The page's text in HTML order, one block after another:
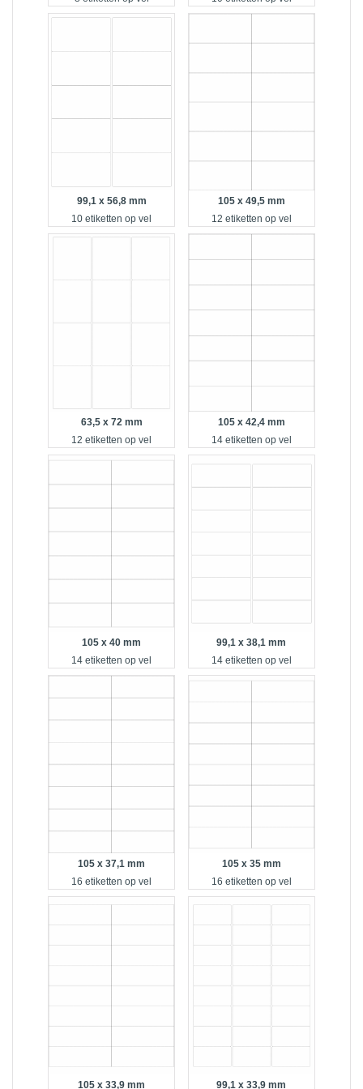
99,1 x 56,8 mm
10 etiketten op vel
105 x 49,5 mm
12 etiketten op vel
63,5 x 72 mm
12 etiketten op vel
105 x 42,4 mm
14 etiketten op vel
105 x 40 mm
14 etiketten op vel
99,1 x 38,1 mm
14 etiketten op vel
105 x 37,1 mm
16 etiketten op vel
105 x 35 mm
16 etiketten op vel
105 x 33,9 mm 99,1 x 33,9 mm